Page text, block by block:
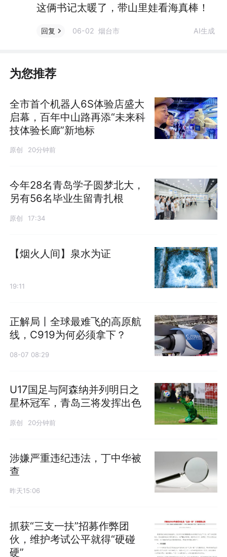
这俩书记太暖了，带山里娃看海真棒！
回复 06-02 烟台市 AI生成
为您推荐
全市首个机器人6S体验店盛大
启幕，百年中山路再添“未来科
技体验长廊”新地标
原创 20分钟前
今年28名青岛学子圆梦北大，
另有56名毕业生留青扎根
原创 17:34
【烟火人间】泉水为证
19:11
正解局丨全球最难飞的高原航
线，C919为何必须拿下？
08-07 08:29
U17国足与阿森纳并列明日之
星杯冠军，青岛三将发挥出色
原创 20分钟前
涉嫌严重违纪违法，丁中华被
查
昨天15:06
抓获“三支一扶”招募作弊团
伙，维护考试公平就得“硬碰
硬”